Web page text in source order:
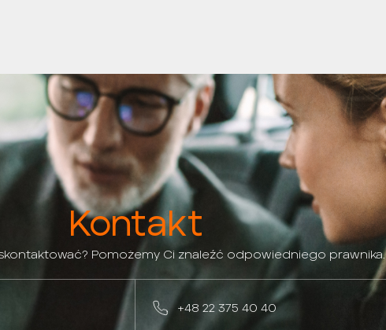
Kontakt
Pomożemy Ci znaleźć odpowiedniego prawnika.
+48 22 375 40 40